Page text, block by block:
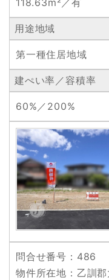
用途地域
第一種住居地域
建ぺい率／容積率
60%／200%
問合せ番号 ：486
物件所在地 ：乙訓